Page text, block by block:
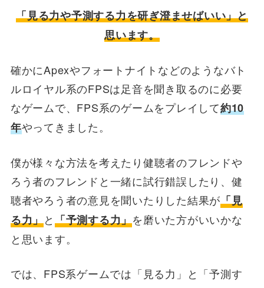
「見る力や予測する力を研ぎ澄ませばいい」と
思います。
確かにApexやフォートナイトなどのようなバト
ルロイヤル系のFPSは足音を聞き取るのに必要
なゲームで、FPS系のゲームをプレイして約10
年やってきました。
僕が様々な方法を考えたり健聴者のフレンドや
ろう者のフレンドと一緒に試行錯誤したり、健
聴者やろう者の意見を聞いたりした結果が「見
る力」と「予測する力」を磨いた方がいいかな
と思います。
では、FPS系ゲームでは「見る力」と「予測す